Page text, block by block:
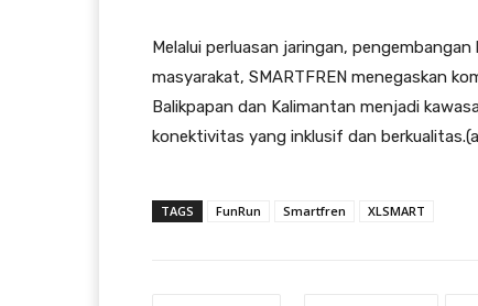
Melalui perluasan jaringan,
masyarakat, SMARTFREN menegaskan
Balikpapan dan Kalimantan menjadi
konektivitas yang inklusif dan
TAGS FunRun Smartfren XLSMART